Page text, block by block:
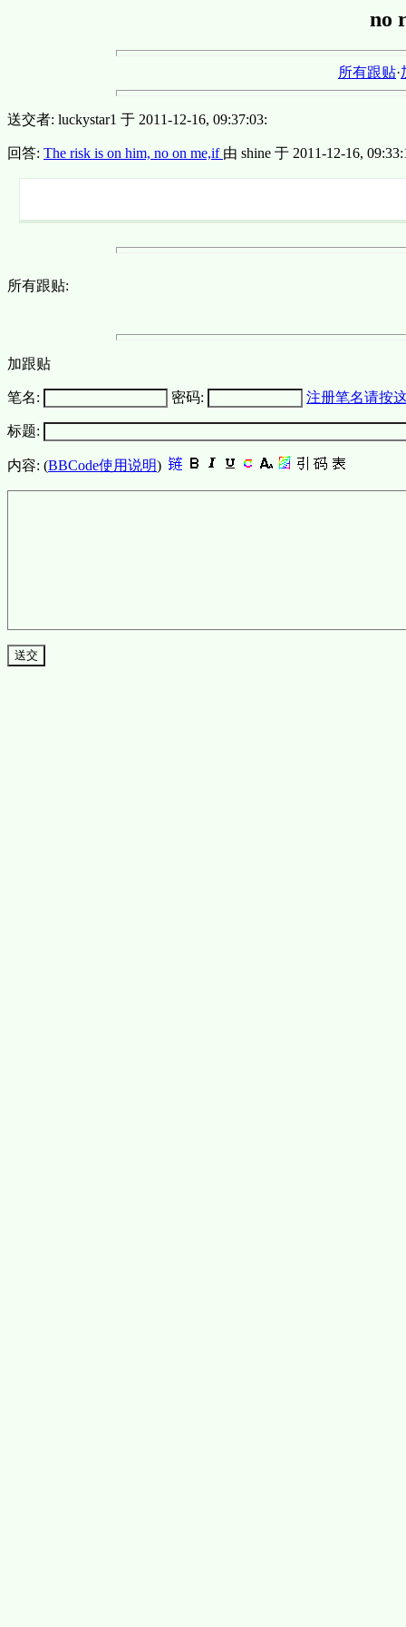
no
所有跟贴·
送交者: luckystar1 于 2011-12-16, 09:37:03:
回答: The risk is on him, no on me,if 由 shine 于 2011-12-16,
所有跟贴:
加跟贴
笔名: 密码: 注册笔名请按
标题:
内容: (BBCode使用说明)